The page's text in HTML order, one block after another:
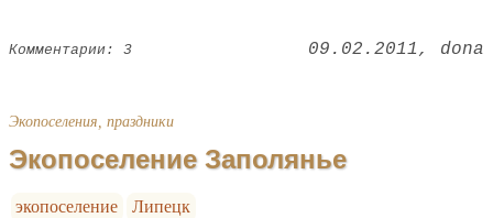
Комментарии: 3 09.02.2011 dona
Экопоселения, праздники
Экопоселение Заполянье
экопоселение Липецк